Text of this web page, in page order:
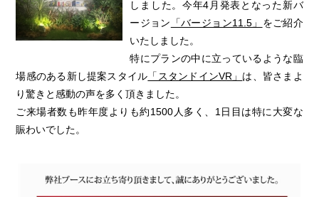
しました。今年4月発表となった新バ
ージョン
「バージョン11.5」 をご紹介
いたしました。
特にプランの中に立っているような臨
場感のある新し提案スタイル 「スタンドインVR」 は、皆さまよ
り驚きと感動の声を多く頂きました。
ご来場者数も昨年度よりも約1500人多く、1日目は特に大変な
賑わいでした。